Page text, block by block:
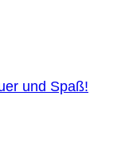
und Spaß!